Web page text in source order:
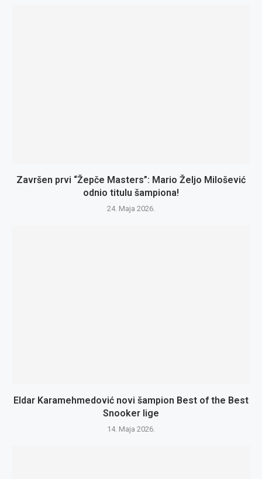
Završen prvi “Žepče Masters”: Mario Željo Milošević
odnio titulu šampiona!
24. Maja 2026.
Eldar Karamehmedović novi šampion Best of the Best
Snooker lige
14. Maja 2026.